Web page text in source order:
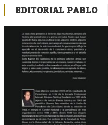
EDITORIAL PABLO